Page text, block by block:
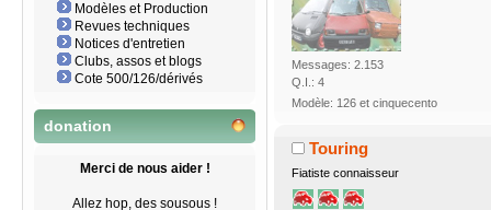
Modèles et Production
Revues techniques
Notices d'entretien
Clubs, assos et blogs
Cote 500/126/dérivés
donation
Merci de nous aider !
Allez hop, des sousous !
Messages: 2.153
Q.I.: 4
Modèle: 126 et cinquecento
Touring
Fiatiste connaisseur